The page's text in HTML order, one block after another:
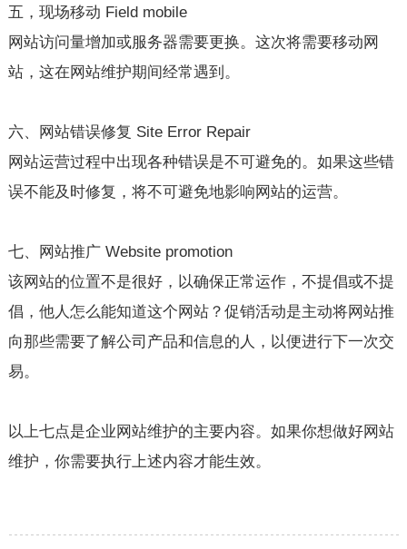
五，现场移动 Field mobile
网站访问量增加或服务器需要更换。这次将需要移动网
站，这在网站维护期间经常遇到。
六、网站错误修复 Site Error Repair
网站运营过程中出现各种错误是不可避免的。如果这些错
误不能及时修复，将不可避免地影响网站的运营。
七、网站推广 Website promotion
该网站的位置不是很好，以确保正常运作，不提倡或不提
倡，他人怎么能知道这个网站？促销活动是主动将网站推
向那些需要了解公司产品和信息的人，以便进行下一次交
易。
以上七点是企业网站维护的主要内容。如果你想做好网站
维护，你需要执行上述内容才能生效。